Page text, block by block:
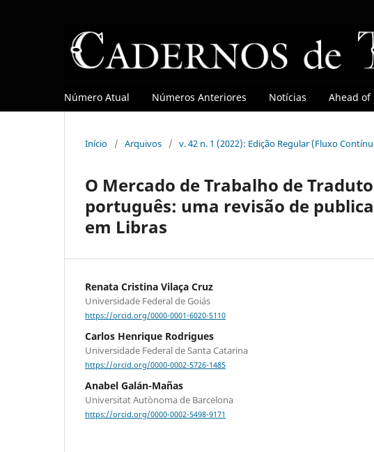
Número Atual Números Anteriores Notícias Ahead of
Início / Arquivos / v. 42 n. 1 (2022): Edição Regular (Fluxo
O Mercado de Trabalho de
português: uma revisão de
em Libras
Renata Cristina Vilaça Cruz
Universidade Federal de Goiás
https://orcid.org/0000-0001-6020-5110
Carlos Henrique Rodrigues
Universidade Federal de Santa Catarina
https://orcid.org/0000-0002-5726-1485
Anabel Galán-Mañas
Universitat Autònoma de Barcelona
https://orcid.org/0000-0002-5498-9171